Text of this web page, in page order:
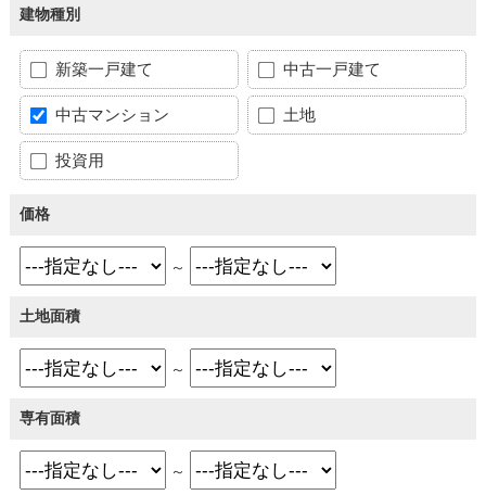
建物種別
新築一戸建て 中古一戸建て
中古マンション 土地
投資用
価格
～
土地面積
～
専有面積
～